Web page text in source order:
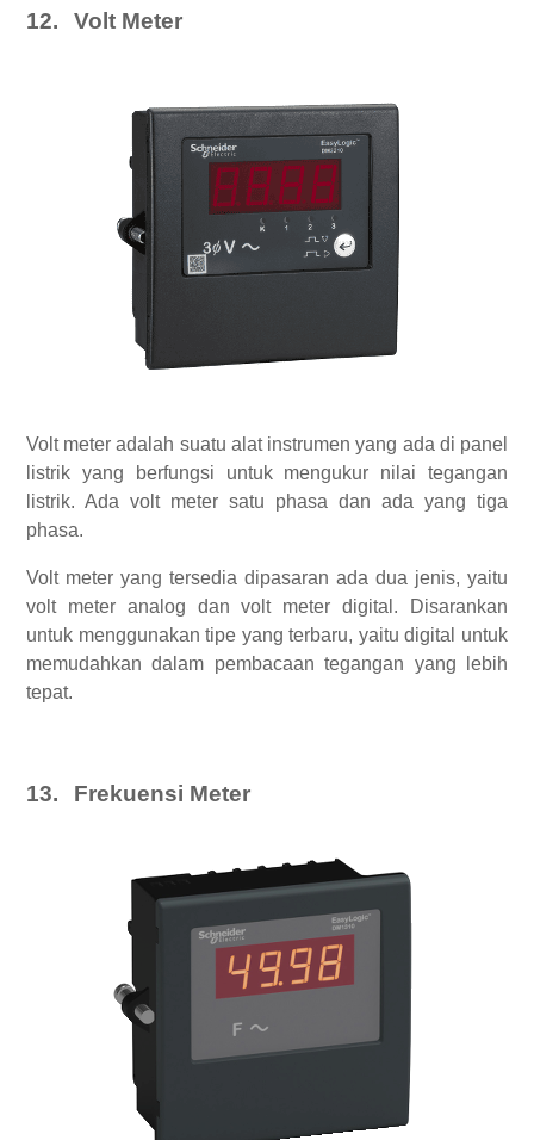
12. Volt Meter
Volt meter adalah suatu alat instrumen yang ada di panel
listrik yang berfungsi untuk mengukur nilai tegangan
listrik. Ada volt meter satu phasa dan ada yang tiga
phasa.
Volt meter yang tersedia dipasaran ada dua jenis, yaitu
volt meter analog dan volt meter digital. Disarankan
untuk menggunakan tipe yang terbaru, yaitu digital untuk
memudahkan dalam pembacaan tegangan yang lebih
tepat.
13. Frekuensi Meter